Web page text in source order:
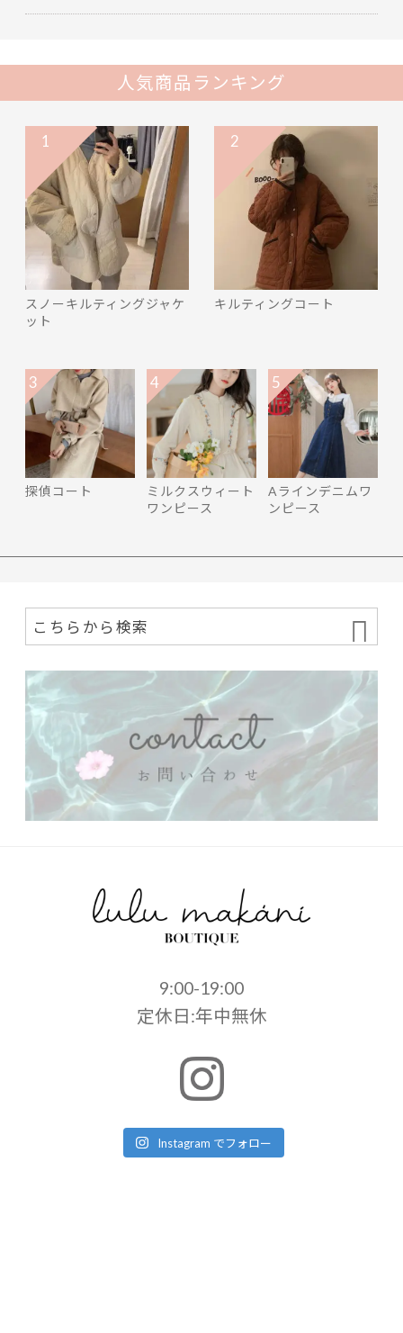
人気商品ランキング
スノーキルティングジャケ
ット
1
キルティングコート
2
探偵コート
3
ミルクスウィート
ワンピース
4
Aラインデニムワ
ンピース
5
9:00-19:00
定休日:年中無休
Instagram でフォロー